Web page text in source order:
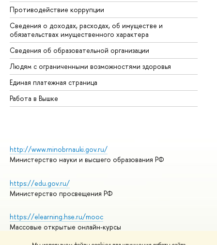
Противодействие коррупции
Сведения о доходах, расходах, об имуществе и
обязательствах имущественного характера
Сведения об образовательной организации
Людям с ограниченными возможностями здоровья
Единая платежная страница
Работа в Вышке
http://www.minobrnauki.gov.ru/
Министерство науки и высшего образования РФ
https://edu.gov.ru/
Министерство просвещения РФ
https://elearning.hse.ru/mooc
Массовые открытые онлайн-курсы